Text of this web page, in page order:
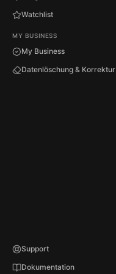
Watchlist
MY BUSINESS
My Business
Datenlöschung & Korrektur
Support
Dokumentation